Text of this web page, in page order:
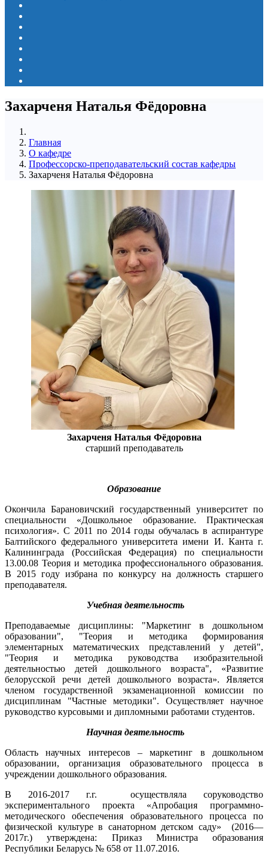
Захарченя Наталья Фёдоровна
Главная
О кафедре
Профессорско-преподавательский состав кафедры
Захарченя Наталья Фёдоровна
Захарченя Наталья Фёдоровна
старший преподаватель
Образование
Окончила Барановичский государственный университет по
специальности «Дошкольное образование. Практическая
психология». С 2011 по 2014 годы обучалась в аспирантуре
Балтийского федерального университета имени И. Канта г.
Калининграда (Российская Федерация) по специальности
13.00.08 Теория и методика профессионального образования.
В 2015 году избрана по конкурсу на должность старшего
преподавателя.
Учебная деятельность
Преподаваемые дисциплины: "Маркетинг в дошкольном
образовании", "Теория и методика формирования
элементарных математических представлений у детей",
"Теория и методика руководства изобразительной
деятельностью детей дошкольного возраста", «Развитие
белорусской речи детей дошкольного возраста». Является
членом государственной экзаменационной комиссии по
дисциплинам "Частные методики". Осуществляет научное
руководство курсовыми и дипломными работами студентов.
Научная деятельность
Область научных интересов – маркетинг в дошкольном
образовании, организация образовательного процесса в
учреждении дошкольного образования.
В 2016-2017 г.г. осуществляла соруководство
экспериментального проекта «Апробация программно-
методического обеспечения образовательного процесса по
физической культуре в санаторном детском саду» (2016—
2017г.) утверждена: Приказ Министра образования
Республики Беларусь № 658 от 11.07.2016.